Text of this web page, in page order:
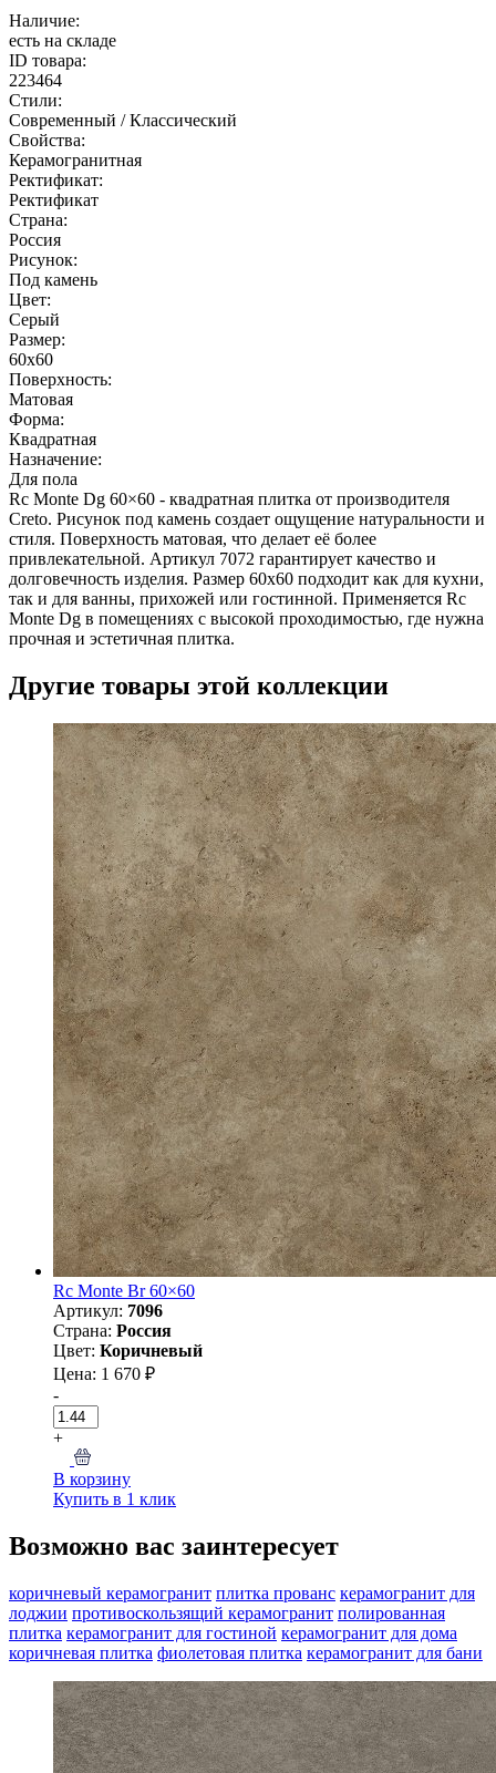
Наличие:
есть на складе
ID товара:
223464
Стили:
Современный / Классический
Свойства:
Керамогранитная
Ректификат:
Ректификат
Страна:
Россия
Рисунок:
Под камень
Цвет:
Серый
Размер:
60x60
Поверхность:
Матовая
Форма:
Квадратная
Назначение:
Для пола
Rc Monte Dg 60×60 - квадратная плитка от производителя
Creto. Рисунок под камень создает ощущение натуральности и
стиля. Поверхность матовая, что делает её более
привлекательной. Артикул 7072 гарантирует качество и
долговечность изделия. Размер 60х60 подходит как для кухни,
так и для ванны, прихожей или гостинной. Применяется Rc
Monte Dg в помещениях с высокой проходимостью, где нужна
прочная и эстетичная плитка.
Другие товары этой коллекции
Rc Monte Br 60×60
Артикул: 7096
Страна: Россия
Цвет: Коричневый
Цена: 1 670 ₽
-
+
В корзину
Купить в 1 клик
Возможно вас заинтересует
коричневый керамогранит плитка прованс керамогранит для
лоджии противоскользящий керамогранит полированная
плитка керамогранит для гостиной керамогранит для дома
коричневая плитка фиолетовая плитка керамогранит для бани